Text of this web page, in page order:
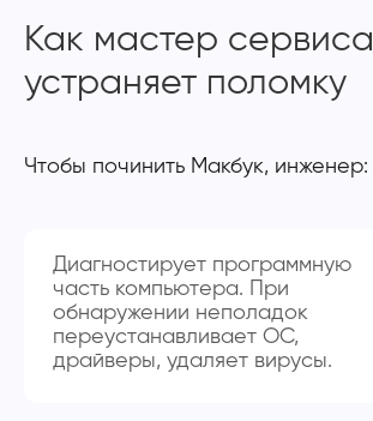
Как мастер сервиса
устраняет поломку
Чтобы починить Макбук, инженер:
Диагностирует программную
часть компьютера. При
обнаружении неполадок
переустанавливает ОС,
драйверы, удаляет вирусы.